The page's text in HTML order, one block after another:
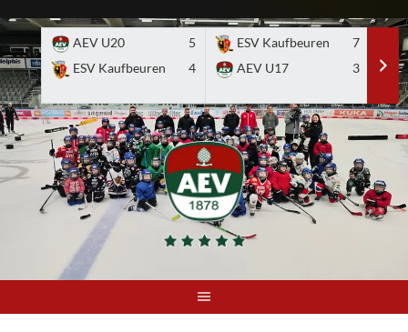
to
content
AEV U20
5
ESV Kaufbeuren
4
ESV Kaufbeuren
7
AEV U17
3